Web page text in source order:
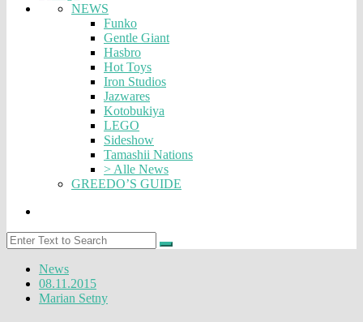
NEWS
Funko
Gentle Giant
Hasbro
Hot Toys
Iron Studios
Jazwares
Kotobukiya
LEGO
Sideshow
Tamashii Nations
> Alle News
GREEDO’S GUIDE
News
08.11.2015
Marian Setny